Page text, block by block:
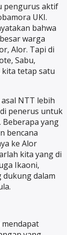
pengurus aktif
UKI.
bahwa
warga
Alor. Tapi di
Sabu,
tetap satu
NTT lebih
penerus untuk
Beberapa yang
bencana
ke Alor
kita yang di
Ikaoni,
dukung dalam